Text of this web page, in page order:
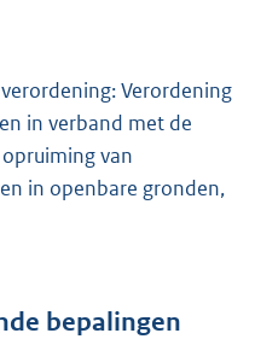
Verordening
in verband met de
van
in openbare gronden,
bepalingen